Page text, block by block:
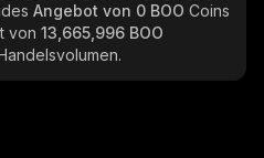
Angebot von 0 BOO Coins
von 13,665,996 BOO